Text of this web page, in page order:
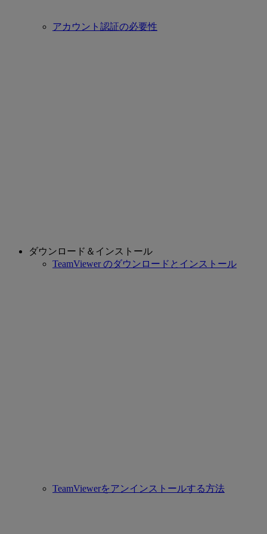
アカウント認証の必要性
ダウンロード＆インストール
TeamViewer のダウンロードとインストール
TeamViewerをアンインストールする方法